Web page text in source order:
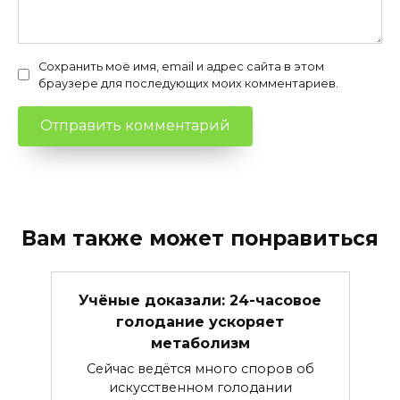
Сохранить моё имя, email и адрес сайта в этом
браузере для последующих моих комментариев.
Вам также может понравиться
Учёные доказали: 24-часовое
голодание ускоряет
метаболизм
Сейчас ведётся много споров об
искусственном голодании